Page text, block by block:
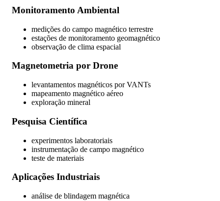
Monitoramento Ambiental
medições do campo magnético terrestre
estações de monitoramento geomagnético
observação de clima espacial
Magnetometria por Drone
levantamentos magnéticos por VANTs
mapeamento magnético aéreo
exploração mineral
Pesquisa Científica
experimentos laboratoriais
instrumentação de campo magnético
teste de materiais
Aplicações Industriais
análise de blindagem magnética